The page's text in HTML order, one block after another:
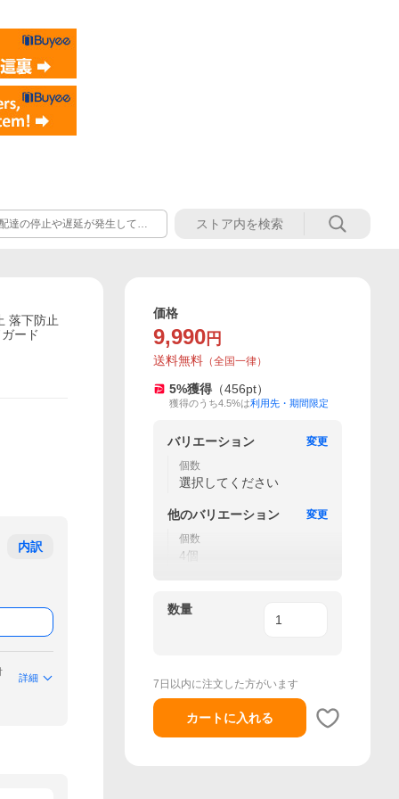
の停止や遅延が発生してお
ただく場合がございます。
落下防止
ード
内訳
詳細
価格
9,990 円
送料無料 （全国一律）
5%獲得 （456pt）
獲得のうち4.5%は利用先・期間限定
バリエーション
変更
個数
選択してください
他のバリエーション
変更
個数
4個
数量
7日以内に注文した方がいます
カートに入れる